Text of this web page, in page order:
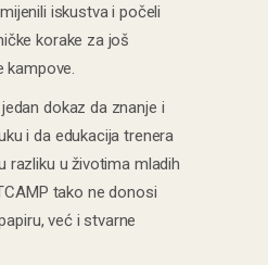
iskustva i počeli
korake za još
kampove.
dokaz da znanje i
i da edukacija trenera
razliku u životima mladih
tako ne donosi
već i stvarne